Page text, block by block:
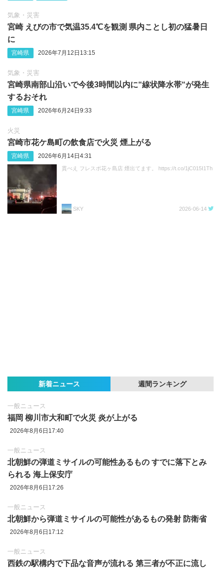
気象・災害
宮崎 えびの市で気温35.4℃を観測 県内ことし初の猛暑日
に
宮崎県 2026年7月12日13:15
気象・災害
宮崎県南部山沿いで今後3時間以内に“線状降水帯“が発生
するおそれ
宮崎県 2026年6月24日9:33
火災
宮崎市花ケ島町の飲食店で火災 煙上がる
宮崎県 2026年6月14日4:31
貫べえ フレスポ花ヶ島店 煙出てます。 https://t.co/1jC015I1Th
SKY 2026-06-14
新着ニュース 週間ランキング
一般ニュース
福岡 柳川市大和町で火災 炎が上がる
2026年8月6日17:40
一般ニュース
北朝鮮の弾道ミサイルの可能性あるもの すでに落下とみ
られる 海上保安庁
2026年8月6日17:26
一般ニュース
北朝鮮から弾道ミサイルの可能性があるもの発射 防衛省
2026年8月6日17:12
一般ニュース
西鉄の駅構内で下品な音声が流れる 第三者が不正に流し